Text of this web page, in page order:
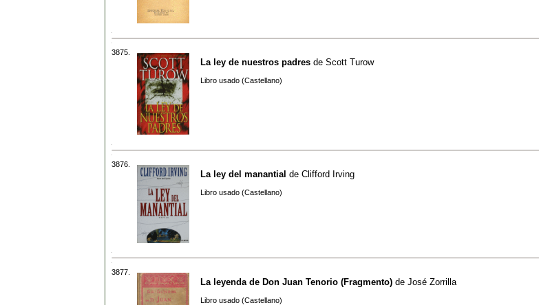
3875.
La ley de nuestros padres de Scott Turow
Libro usado (Castellano)
3876.
La ley del manantial de Clifford Irving
Libro usado (Castellano)
3877.
La leyenda de Don Juan Tenorio (Fragmento) de José Zorrilla
Libro usado (Castellano)